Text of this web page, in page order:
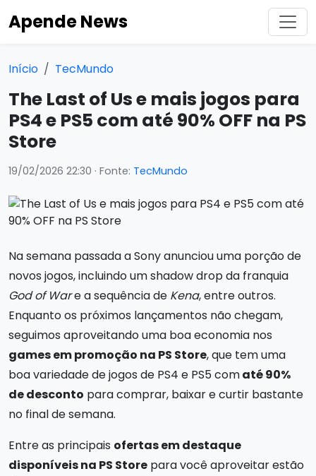
Apende News
Início TecMundo
The Last of Us e mais jogos para
PS4 e PS5 com até 90% OFF na PS
Store
19/02/2026 22:30 · Fonte: TecMundo
Na semana passada a Sony anunciou uma porção de
novos jogos, incluindo um shadow drop da franquia
God of Ware a sequência de Kena, entre outros.
Enquanto os próximos lançamentos não chegam,
seguimos aproveitando uma boa economia nos
games em promoção na PS Store, que tem uma
boa variedade de jogos de PS4 e PS5 comaté 90%
de desconto para comprar, baixar e curtir bastante
no final de semana.
Entre as principais ofertas em destaque
disponíveis na PS Store para você aproveitar estão